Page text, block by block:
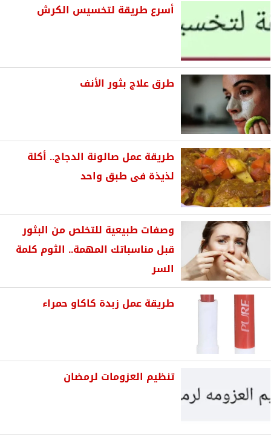
أسرع طريقة لتخسيس الكرش
طرق علاج بثور الأنف
طريقة عمل صالونة الدجاج.. أكلة
لذيذة فى طبق واحد
وصفات طبيعية للتخلص من البثور
قبل مناسباتك المهمة.. الثوم كلمة
السر
طريقة عمل زبدة كاكاو حمراء
تنظيم العزومات لرمضان